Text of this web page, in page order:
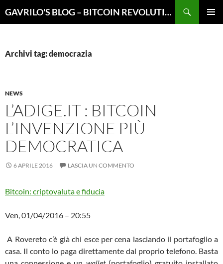
GAVRILO'S BLOG – BITCOIN REVOLUTION
Archivi tag: democrazia
NEWS
L’ADIGE.IT : BITCOIN
L’INVENZIONE PIÙ
DEMOCRATICA
6 APRILE 2016 LASCIA UN COMMENTO
Bitcoin: criptovaluta e fiducia
Ven, 01/04/2016 – 20:55
A Rovereto c’è già chi esce per cena lasciando il portafoglio a
casa. Il conto lo paga direttamente dal proprio telefono. Basta